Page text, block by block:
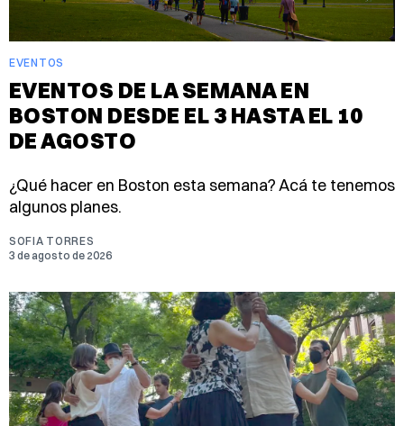
EVENTOS
EVENTOS DE LA SEMANA EN
BOSTON DESDE EL 3 HASTA EL 10
DE AGOSTO
¿Qué hacer en Boston esta semana? Acá te tenemos
algunos planes.
SOFIA TORRES
3 de agosto de 2026